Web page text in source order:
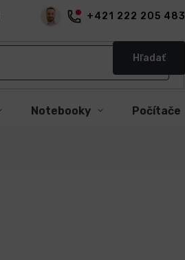
+421 222 205 483
Hľadať
Notebooky Počítače